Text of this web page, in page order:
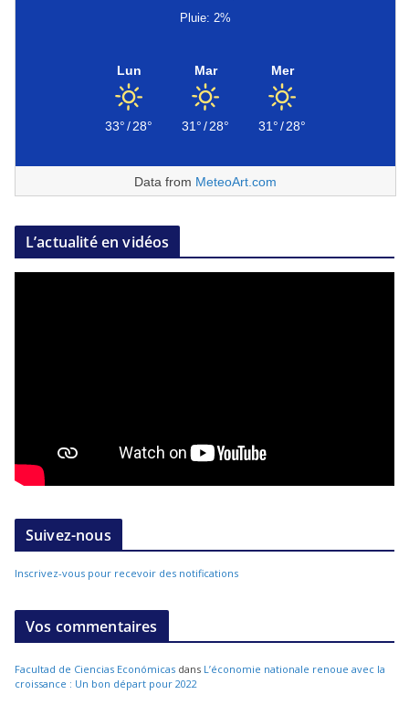
Pluie: 2%
Lun
33°/28°
Mar
31°/28°
Mer
31°/28°
Data from MeteoArt.com
L’actualité en vidéos
Suivez-nous
Inscrivez-vous pour recevoir des notifications
Vos commentaires
Facultad de Ciencias Económicas dans L’économie nationale renoue avec la
croissance : Un bon départ pour 2022